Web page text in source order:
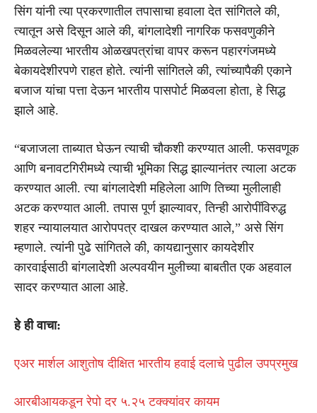
सिंग यांनी त्या प्रकरणातील तपासाचा हवाला देत सांगितले की,
त्यातून असे दिसून आले की, बांगलादेशी नागरिक फसवणुकीने
मिळवलेल्या भारतीय ओळखपत्रांचा वापर करून पहारगंजमध्ये
बेकायदेशीरपणे राहत होते. त्यांनी सांगितले की, त्यांच्यापैकी एकाने
बजाज यांचा पत्ता देऊन भारतीय पासपोर्ट मिळवला होता, हे सिद्ध
झाले आहे.
“बजाजला ताब्यात घेऊन त्याची चौकशी करण्यात आली. फसवणूक
आणि बनावटगिरीमध्ये त्याची भूमिका सिद्ध झाल्यानंतर त्याला अटक
करण्यात आली. त्या बांगलादेशी महिलेला आणि तिच्या मुलीलाही
अटक करण्यात आली. तपास पूर्ण झाल्यावर, तिन्ही आरोपींविरुद्ध
शहर न्यायालयात आरोपपत्र दाखल करण्यात आले,” असे सिंग
म्हणाले. त्यांनी पुढे सांगितले की, कायद्यानुसार कायदेशीर
कारवाईसाठी बांगलादेशी अल्पवयीन मुलीच्या बाबतीत एक अहवाल
सादर करण्यात आला आहे.
हे ही वाचा:
एअर मार्शल आशुतोष दीक्षित भारतीय हवाई दलाचे पुढील उपप्रमुख
आरबीआयकडून रेपो दर ५.२५ टक्क्यांवर कायम